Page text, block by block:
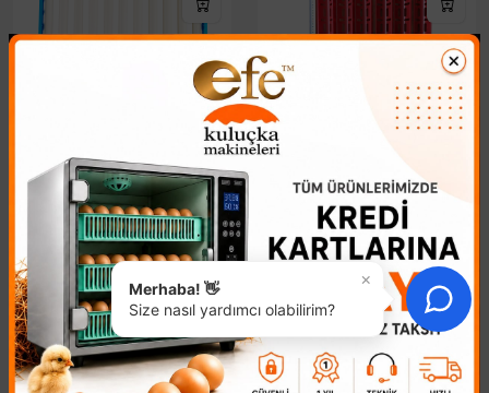
Otomatik Yumurta
Çevirme Sistemi
997,05₺
Otomatik Yumurta Çevirme
Sistemi ile Kuluçka Başarınızı
KatlayınKuluçka verimliliğini
artırmak, profesyonel bir süreç
yönetimiyle mümkündür...
Yumurta Viyol Otomatik
904,03₺
Kuluçka Başarınızı Artırın:
Profesyonel Otomatik
Yumurta ViyolüKuluçka
makinelerinde yüksek çıkım
oranı elde etmenin sırrı,
yumurtaların doğ..
×
Merhaba! 👋
Size nasıl yardımcı olabilirim?